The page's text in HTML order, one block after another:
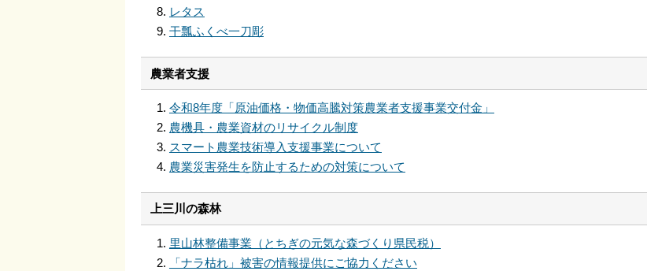
レタス
干瓢ふくべ一刀彫
農業者支援
令和8年度「原油価格・物価高騰対策農業者支援事業交付金」
農機具・農業資材のリサイクル制度
スマート農業技術導入支援事業について
農業災害発生を防止するための対策について
上三川の森林
里山林整備事業（とちぎの元気な森づくり県民税）
「ナラ枯れ」被害の情報提供にご協力ください